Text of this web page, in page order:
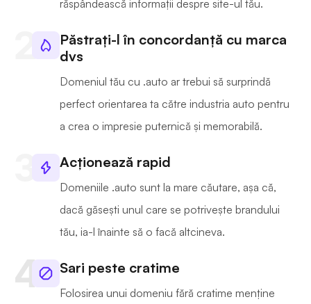
răspândească informații despre site-ul tău.
Păstrați-l în concordanță cu marca
dvs
Domeniul tău cu .auto ar trebui să surprindă
perfect orientarea ta către industria auto pentru
a crea o impresie puternică și memorabilă.
Acționează rapid
Domeniile .auto sunt la mare căutare, așa că,
dacă găsești unul care se potrivește brandului
tău, ia-l înainte să o facă altcineva.
Sari peste cratime
Folosirea unui domeniu fără cratime menține